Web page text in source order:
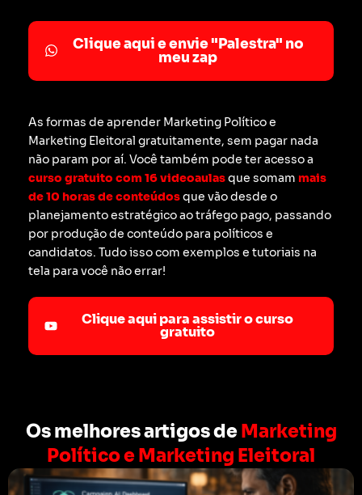
Clique aqui e envie "Palestra" no
meu zap
As formas de aprender Marketing Político e
Marketing Eleitoral gratuitamente, sem pagar nada
não param por aí. Você também pode ter acesso a
curso gratuito com 16 videoaulasque somam mais
de 10 horas de conteúdosque vão desde o
planejamento estratégico ao tráfego pago, passando
por produção de conteúdo para políticos e
candidatos. Tudo isso com exemplos e tutoriais na
tela para você não errar!
Clique aqui para assistir o curso
gratuito
Os melhores artigos deMarketing
Político e Marketing Eleitoral